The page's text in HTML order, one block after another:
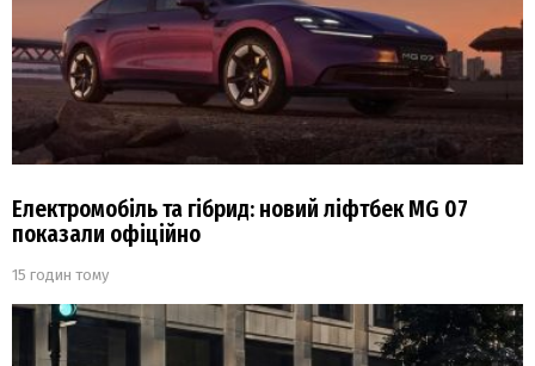
Електромобіль та гібрид: новий ліфтбек MG 07
показали офіційно
15 годин тому